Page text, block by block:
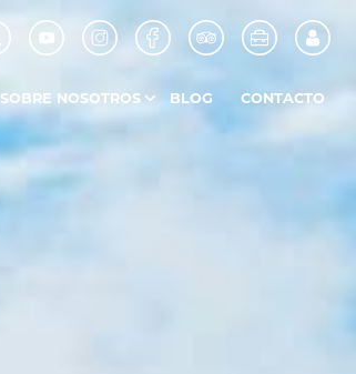
SOBRE NOSOTROS BLOG CONTACTO